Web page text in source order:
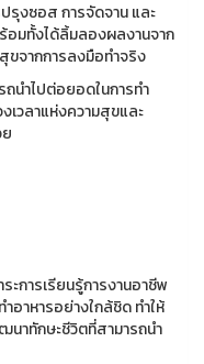
รุงซอส การจัดจาน และ
อมทั้งได้ลิ้มลองผลงานจาก
ขจากการลงมือทำจริง
นำไปต่อยอดในการทำ
เวลาแห่งความสุขและ
การเรียนรู้การงานอาชีพ
อาหารอย่างใกล้ชิด ทำให้
าทักษะชีวิตที่สามารถนำ